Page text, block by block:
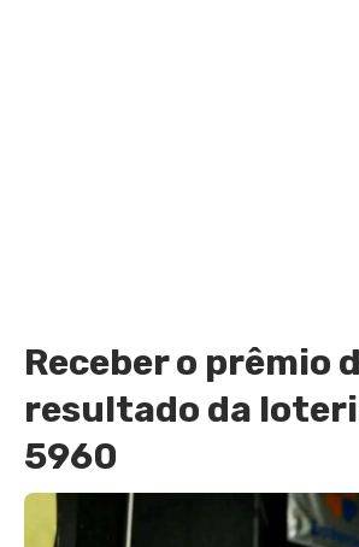
Receber o prêmio
resultado da
5960